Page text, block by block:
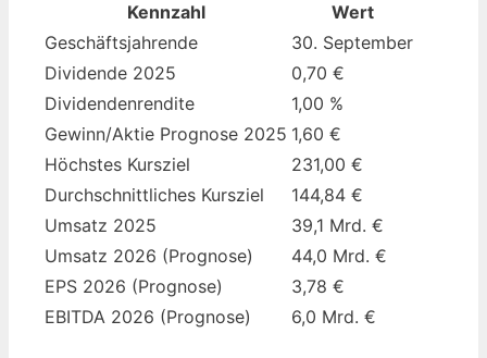
Kennzahl
Wert
Geschäftsjahrende
30. September
Dividende 2025
0,70 €
Dividendenrendite
1,00 %
Gewinn/Aktie Prognose 2025 1,60 €
Höchstes Kursziel
231,00 €
Durchschnittliches Kursziel
144,84 €
Umsatz 2025
39,1 Mrd. €
Umsatz 2026 (Prognose)
44,0 Mrd. €
EPS 2026 (Prognose)
3,78 €
EBITDA 2026 (Prognose)
6,0 Mrd. €